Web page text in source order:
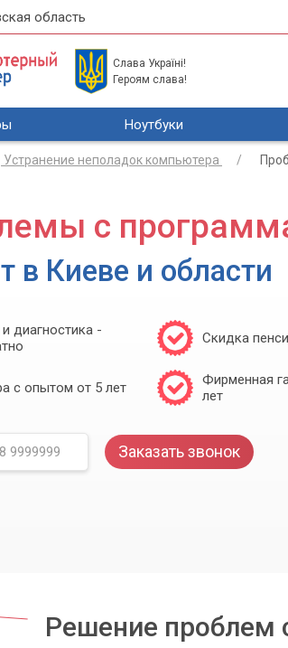
область
Слава Україні!
Героям слава!
Ноутбуки
Устранение неполадок компьютера
с
в Киеве и области
диагностика -
Скидка
с опытом от 5 лет
Фирменная
лет
Заказать звонок
Решение проблем